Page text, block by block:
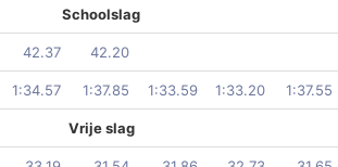
Schoolslag
42.37 42.20
1:34.57 1:37.85 1:33.59 1:33.20 1:37.55
Vrije slag